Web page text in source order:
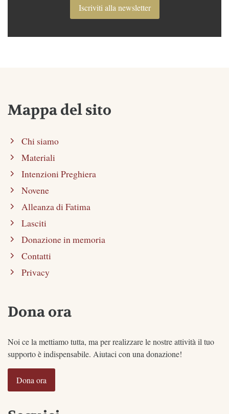
Iscriviti alla newsletter
Mappa del sito
Chi siamo
Materiali
Intenzioni Preghiera
Novene
Alleanza di Fatima
Lasciti
Donazione in memoria
Contatti
Privacy
Dona ora
Noi ce la mettiamo tutta, ma per realizzare le nostre attività il tuo
supporto è indispensabile. Aiutaci con una donazione!
Dona ora